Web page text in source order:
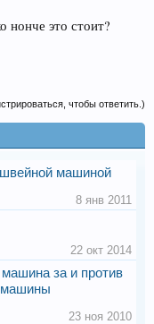
нонче это стоит?
чтобы ответить.)
машиной
8 янв 2011
22 окт 2014
за и против
машины
23 ноя 2010